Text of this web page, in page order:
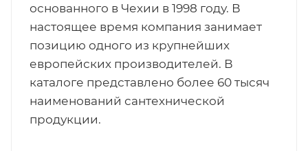
основанного в Чехии в 1998 году. В
настоящее время компания занимает
позицию одного из крупнейших
европейских производителей. В
каталоге представлено более 60 тысяч
наименований сантехнической
продукции.